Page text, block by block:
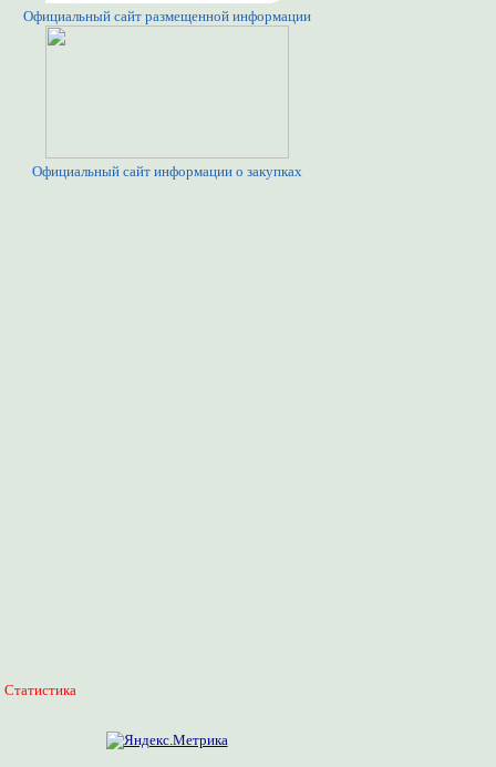
Официальный сайт размещенной информации
Официальный сайт информации о закупках
Статистика